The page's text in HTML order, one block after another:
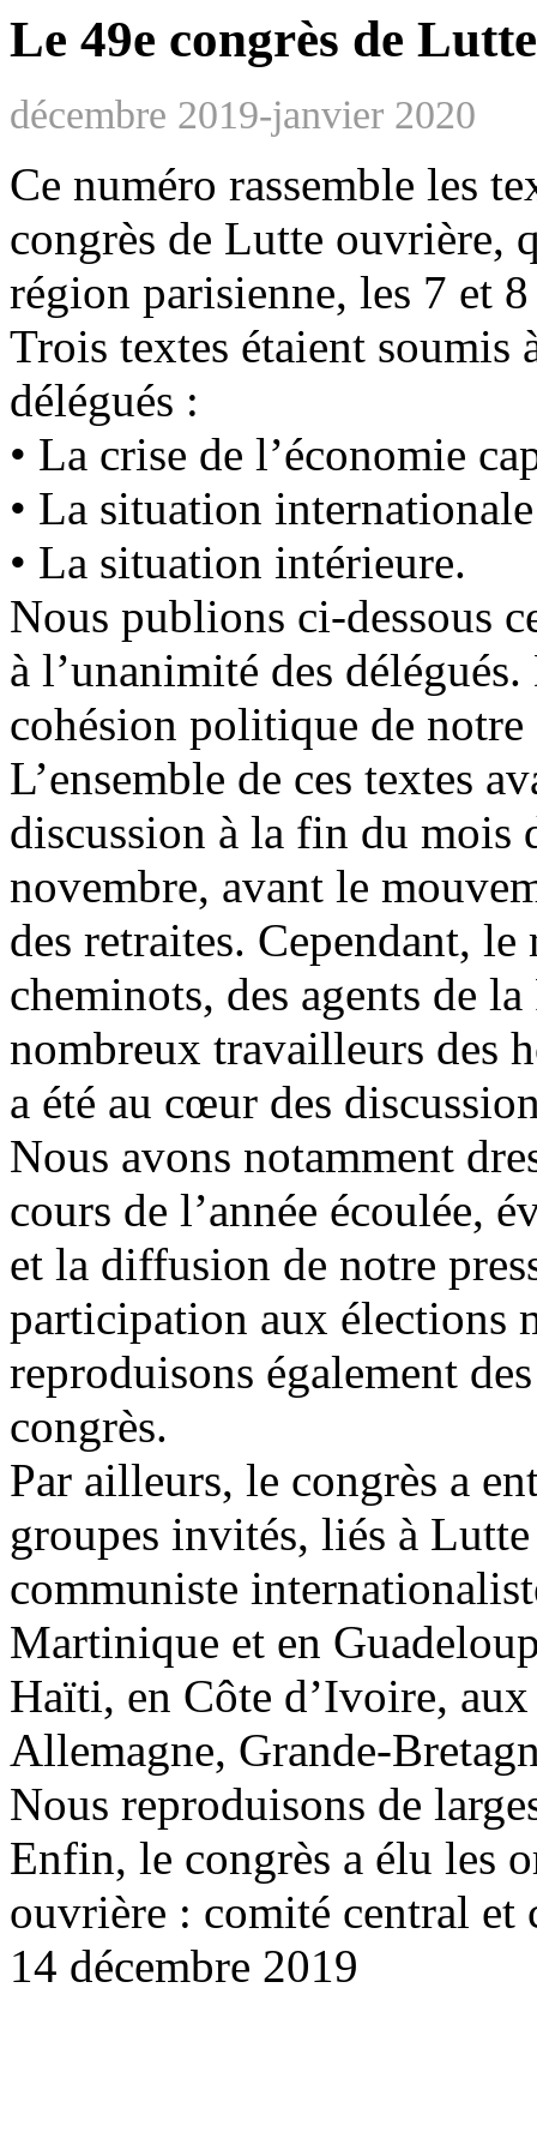
Le 49e congrès de
décembre 2019-janvier 2020
Ce numéro rassemble les
congrès de Lutte ouvrière,
région parisienne, les 7 et
Trois textes étaient soumis
délégués :
• La crise de l’économie
• La situation
• La situation intérieure.
Nous publions ci-dessous
à l’unanimité des
cohésion politique de
L’ensemble de ces textes
discussion à la fin du mois
novembre, avant le
des retraites. Cependant,
cheminots, des agents de
nombreux travailleurs des
a été au cœur des
Nous avons notamment
cours de l’année écoulée,
et la diffusion de notre
participation aux élections
reproduisons également
congrès.
Par ailleurs, le congrès a
groupes invités, liés à
communiste
Martinique et en
Haïti, en Côte d’Ivoire,
Allemagne, Grande-
Nous reproduisons de
Enfin, le congrès a élu les
ouvrière : comité central et
14 décembre 2019